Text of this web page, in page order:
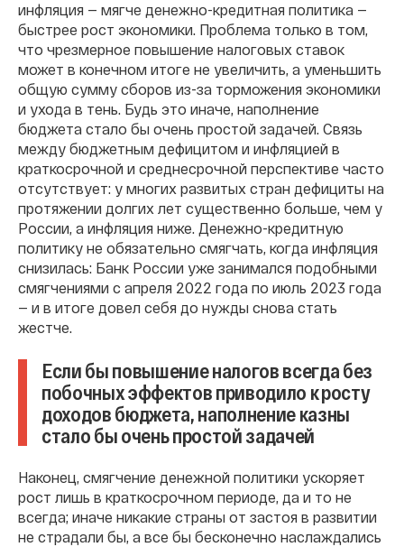
инфляция — мягче денежно-кредитная политика —
быстрее рост экономики. Проблема только в том,
что чрезмерное повышение налоговых ставок
может в конечном итоге не увеличить, а уменьшить
общую сумму сборов из-за торможения экономики
и ухода в тень. Будь это иначе, наполнение
бюджета стало бы очень простой задачей. Связь
между бюджетным дефицитом и инфляцией в
краткосрочной и среднесрочной перспективе часто
отсутствует: у многих развитых стран дефициты на
протяжении долгих лет существенно больше, чем у
России, а инфляция ниже. Денежно-кредитную
политику не обязательно смягчать, когда инфляция
снизилась: Банк России уже занимался подобными
смягчениями с апреля 2022 года по июль 2023 года
— и в итоге довел себя до нужды снова стать
жестче.
Если бы повышение налогов всегда без
побочных эффектов приводило к росту
доходов бюджета, наполнение казны
стало бы очень простой задачей
Наконец, смягчение денежной политики ускоряет
рост лишь в краткосрочном периоде, да и то не
всегда; иначе никакие страны от застоя в развитии
не страдали бы, а все бы бесконечно наслаждались